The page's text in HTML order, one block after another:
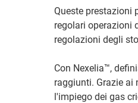
Queste prestazioni
regolari operazioni
regolazioni degli
Con Nexelia™,
raggiunti. Grazie ai
l'impiego dei gas